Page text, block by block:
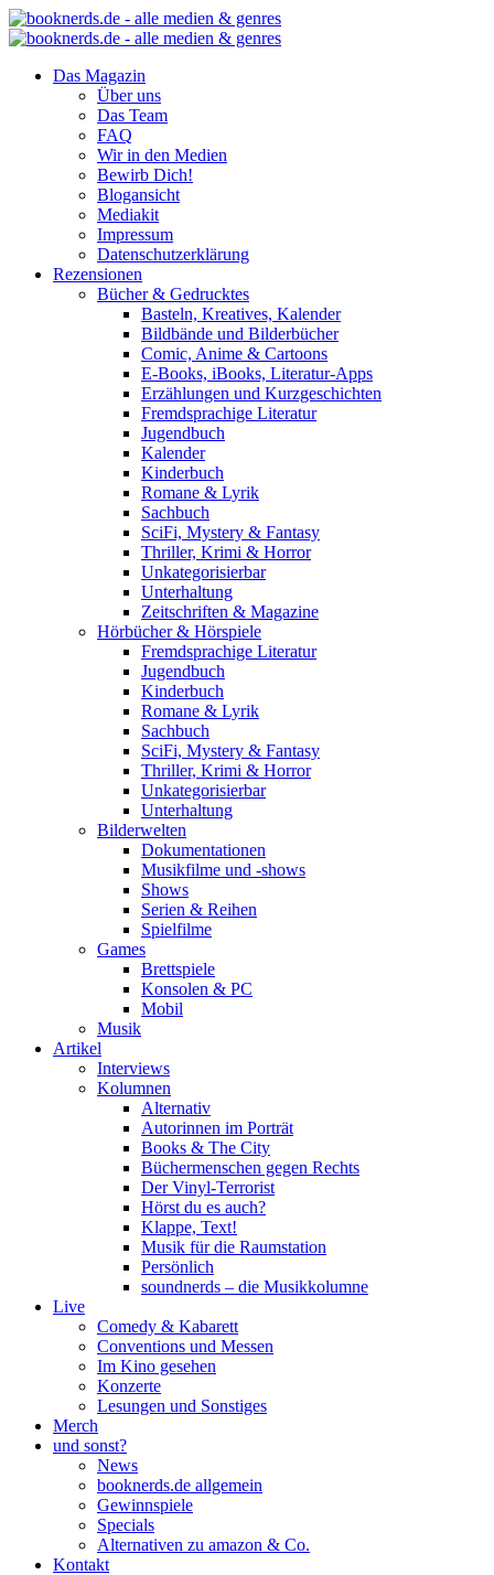
Das Magazin
Über uns
Das Team
FAQ
Wir in den Medien
Bewirb Dich!
Blogansicht
Mediakit
Impressum
Datenschutzerklärung
Rezensionen
Bücher & Gedrucktes
Basteln, Kreatives, Kalender
Bildbände und Bilderbücher
Comic, Anime & Cartoons
E-Books, iBooks, Literatur-Apps
Erzählungen und Kurzgeschichten
Fremdsprachige Literatur
Jugendbuch
Kalender
Kinderbuch
Romane & Lyrik
Sachbuch
SciFi, Mystery & Fantasy
Thriller, Krimi & Horror
Unkategorisierbar
Unterhaltung
Zeitschriften & Magazine
Hörbücher & Hörspiele
Fremdsprachige Literatur
Jugendbuch
Kinderbuch
Romane & Lyrik
Sachbuch
SciFi, Mystery & Fantasy
Thriller, Krimi & Horror
Unkategorisierbar
Unterhaltung
Bilderwelten
Dokumentationen
Musikfilme und -shows
Shows
Serien & Reihen
Spielfilme
Games
Brettspiele
Konsolen & PC
Mobil
Musik
Artikel
Interviews
Kolumnen
Alternativ
Autorinnen im Porträt
Books & The City
Büchermenschen gegen Rechts
Der Vinyl-Terrorist
Hörst du es auch?
Klappe, Text!
Musik für die Raumstation
Persönlich
soundnerds – die Musikkolumne
Live
Comedy & Kabarett
Conventions und Messen
Im Kino gesehen
Konzerte
Lesungen und Sonstiges
Merch
und sonst?
News
booknerds.de allgemein
Gewinnspiele
Specials
Alternativen zu amazon & Co.
Kontakt